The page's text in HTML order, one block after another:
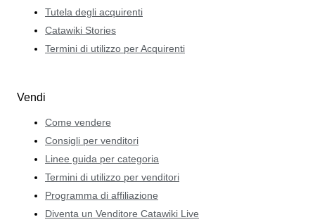
Tutela degli acquirenti
Catawiki Stories
Termini di utilizzo per Acquirenti
Vendi
Come vendere
Consigli per venditori
Linee guida per categoria
Termini di utilizzo per venditori
Programma di affiliazione
Diventa un Venditore Catawiki Live